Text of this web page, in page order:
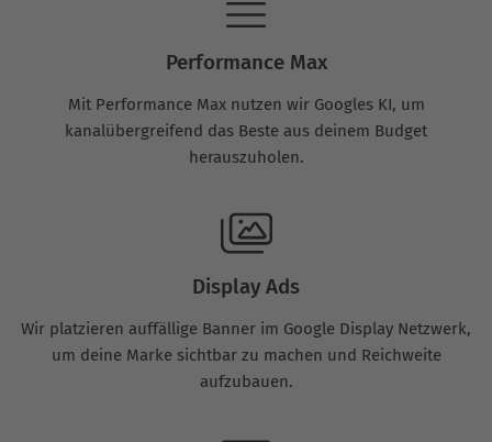
Performance Max
Mit Performance Max nutzen wir Googles KI, um
kanalübergreifend das Beste aus deinem Budget
herauszuholen.
Display Ads
Wir platzieren auffällige Banner im Google Display Netzwerk,
um deine Marke sichtbar zu machen und Reichweite
aufzubauen.